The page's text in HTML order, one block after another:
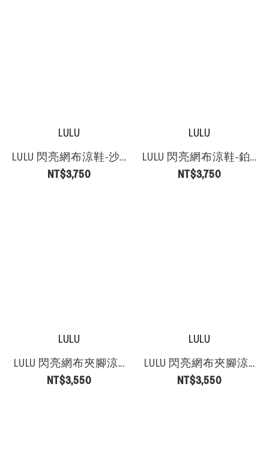
LULU
LULU 閃亮網布涼鞋-沙...
NT$3,750
LULU
LULU 閃亮網布涼鞋-鉑...
NT$3,750
LULU
LULU 閃亮網布夾腳涼...
NT$3,550
LULU
LULU 閃亮網布夾腳涼...
NT$3,550